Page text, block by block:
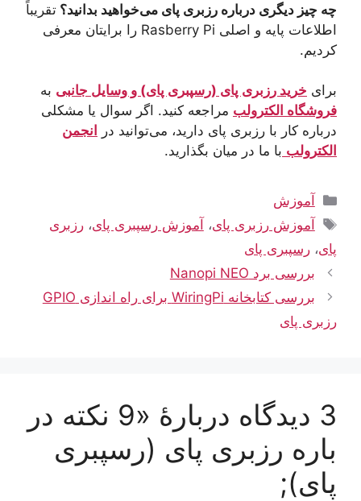
چه چیز دیگری درباره رزبری پای می‌خواهید بدانید؟ تقریباً
اطلاعات پایه و اصلی Rasberry Pi را برایتان معرفی
کردیم.
برای خرید رزبری پای (رسپبری پای) و وسایل جانبی به
فروشگاه الکترولب مراجعه کنید. اگر سوال یا مشکلی
درباره کار با رزبری پای دارید، می‌توانید در
انجمن
الکترولب با ما در میان بگذارید.
دسته‌ها
آموزش
برچسب‌ها
آموزش رزبری پای، آموزش رسپبری پای،رزبری
پای، رسپبری پای
بررسی برد Nanopi NEO
بررسی کتابخانه WiringPi برای راه اندازی GPIO
رزبری پای
3 دیدگاه دربارهٔ «9 نکته در
باره رزبری پای (رسپبری
پای);